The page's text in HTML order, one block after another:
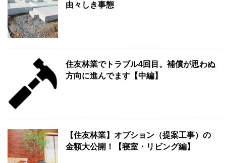
由々しき事態
住友林業でトラブル4回目。補償が思わぬ
方向に進んでます【中編】
【住友林業】オプション（提案工事）の
金額大公開！【寝室・リビング編】